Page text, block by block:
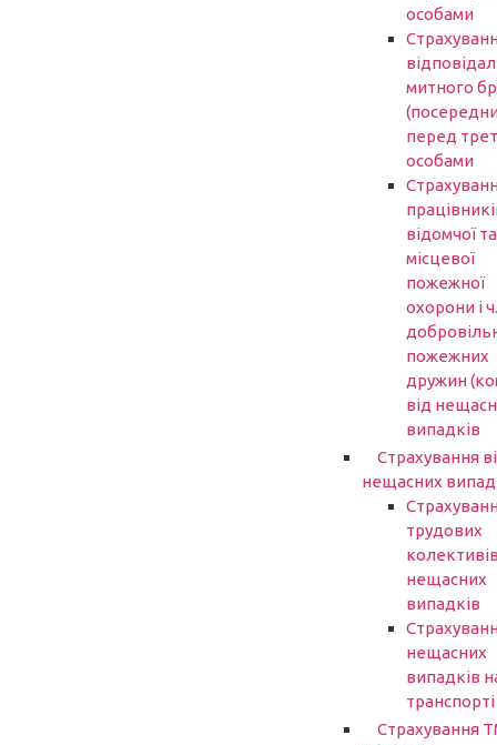
особами
митного
перед
особами
відомчої та
місцевої
пожежної
охорони і
пожежних
дружин
від
випадків
Страхування
нещасних
трудових
нещасних
випадків
нещасних
випадків
транспорті
Страхування